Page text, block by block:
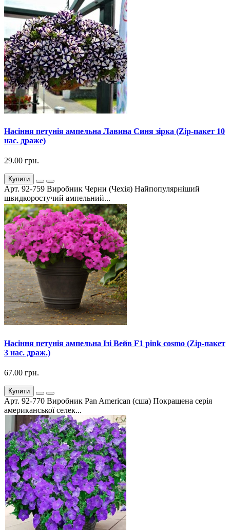
Насіння петунія ампельна Лавина Синя зірка (Zip-пакет 10
нас. драже)
29.00 грн.
Купити
Арт. 92-759 Виробник Черни (Чехія) Найпопулярніший
швидкоростучий ампельний...
Насіння петунія ампельна Ізі Вейв F1 pink cosmo (Zip-пакет
3 нас. драж.)
67.00 грн.
Купити
Арт. 92-770 Виробник Pan American (сша) Покращена серія
американської селек...